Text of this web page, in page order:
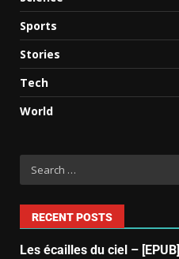
Sports
Stories
Tech
World
RECENT POSTS
Les écailles du ciel – [EPUB]